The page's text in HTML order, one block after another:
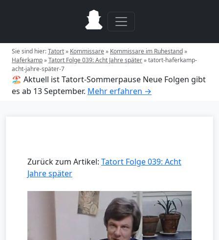
Sie sind hier:Tatort» Kommissare» Kommissare im Ruhestand»
Haferkamp»Tatort Folge 039: Acht Jahre später»tatort-haferkamp-
acht-jahre-später-7
🏖️ Aktuell ist Tatort-Sommerpause Neue Folgen gibt
es ab 13 September. Mehr erfahren →
Zurück zum Artikel: Tatort Folge 039: Acht
Jahre später